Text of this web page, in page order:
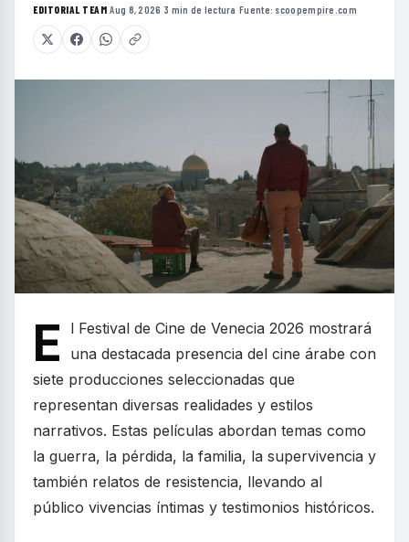
EDITORIAL TEAM·Aug 8, 2026 ·3 min de lectura ·Fuente: scoopempire.com
E
l Festival de Cine de Venecia 2026 mostrará
una destacada presencia del cine árabe con
siete producciones seleccionadas que
representan diversas realidades y estilos
narrativos. Estas películas abordan temas como
la guerra, la pérdida, la familia, la supervivencia y
también relatos de resistencia, llevando al
público vivencias íntimas y testimonios históricos.